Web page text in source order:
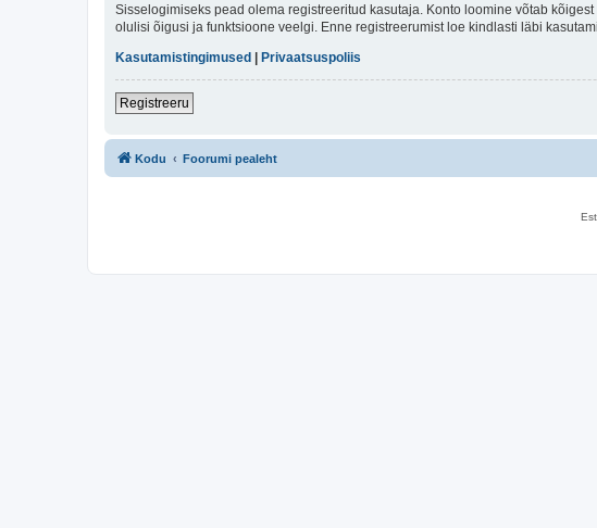
Sisselogimiseks pead olema registreeritud kasutaja. Konto loomine võtab
olulisi õigusi ja funktsioone veelgi. Enne registreerumist loe kindlasti läbi
Kasutamistingimused | Privaatsuspoliis
Registreeru
Kodu Foorumi pealeht